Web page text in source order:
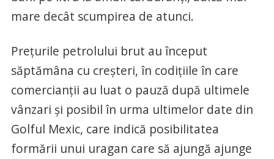
mare decât scumpirea de atunci.
Prețurile petrolului brut au început
săptămâna cu creșteri, în codițiile în care
comercianții au luat o pauză după ultimele
vânzari și posibil în urma ultimelor date din
Golful Mexic, care indică posibilitatea
formării unui uragan care să ajungă ajunge